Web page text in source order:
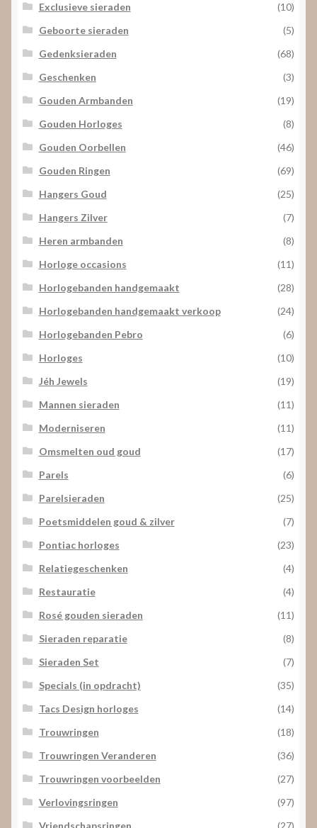
Exclusieve sieraden
(10)
Geboorte sieraden
(5)
Gedenksieraden
(68)
Geschenken
(3)
Gouden Armbanden
(19)
Gouden Horloges
(8)
Gouden Oorbellen
(46)
Gouden Ringen
(69)
Hangers Goud
(25)
Hangers Zilver
(7)
Heren armbanden
(8)
Horloge occasions
(11)
Horlogebanden handgemaakt
(28)
Horlogebanden handgemaakt verkoop
(24)
Horlogebanden Pebro
(6)
Horloges
(10)
Jéh Jewels
(19)
Mannen sieraden
(11)
Moderniseren
(11)
Omsmelten oud goud
(17)
Parels
(6)
Parelsieraden
(25)
Poetsmiddelen goud & zilver
(7)
Pontiac horloges
(23)
Relatiegeschenken
(4)
Restauratie
(4)
Rosé gouden sieraden
(11)
Sieraden reparatie
(8)
Sieraden Set
(7)
Specials (in opdracht)
(35)
Tacs Design horloges
(14)
Trouwringen
(18)
Trouwringen Veranderen
(36)
Trouwringen voorbeelden
(27)
Verlovingsringen
(97)